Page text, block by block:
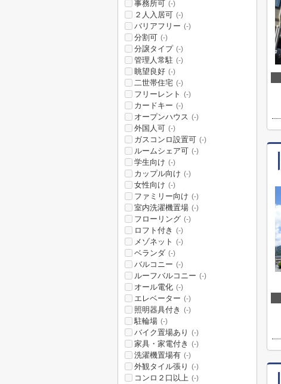
事務所可 (-)
２人入居可 (-)
バリアフリー (-)
分割可 (-)
分譲タイプ (-)
管理人常駐 (-)
眺望良好 (-)
二世帯住宅 (-)
フリーレント (-)
カードキー (-)
オープンハウス (-)
外国人可 (-)
ガスコンロ設置可 (-)
ルームシェア可 (-)
学生向け (-)
カップル向け (-)
女性向け (-)
ファミリー向け (-)
室内洗濯機置場 (-)
フローリング (-)
ロフト付き (-)
メゾネット (-)
ベランダ (-)
バルコニー (-)
ルーフバルコニー (-)
オール電化 (-)
エレベーター (-)
照明器具付き (-)
駐輪場 (-)
バイク置場あり (-)
家具・家電付き (-)
洗濯機置場有 (-)
外観タイル張り (-)
コンロ２口以上 (-)